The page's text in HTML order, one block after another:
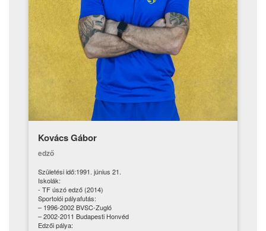
Kovács Gábor
edző
Születési idő:1991. június 21.
Iskolák:
- TF úszó edző (2014)
Sportolói pályafutás:
– 1996-2002 BVSC-Zugló
– 2002-2011 Budapesti Honvéd
Edzői pálya: